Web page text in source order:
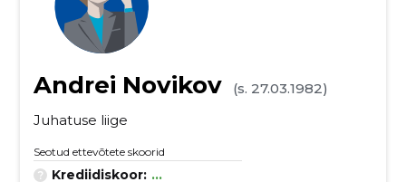
Andrei Novikov
(s. 27.03.1982)
Juhatuse liige
Seotud ettevõtete skoorid
Krediidiskoor: ...